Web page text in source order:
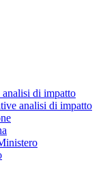
di impatto
analisi di impatto